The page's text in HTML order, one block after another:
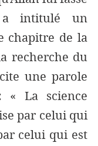
a intitulé un
chapitre de la
recherche du
une parole
« La science
par celui qui
celui qui est